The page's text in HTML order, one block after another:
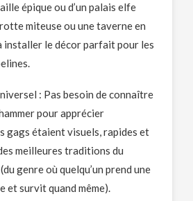
épique ou d’un palais elfe
miteuse ou une taverne en
installer le décor parfait pour les
: Pas besoin de connaître
pour apprécier
gags étaient visuels, rapides et
meilleures traditions du
genre où quelqu’un prend une
et survit quand même).